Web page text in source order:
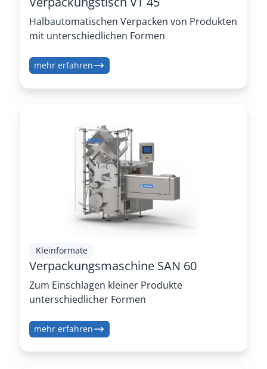
Halbautomatischen Verpacken von Produkten
mit unterschiedlichen Formen
mehr erfahren
Kleinformate
Verpackungsmaschine SAN 60
Zum Einschlagen kleiner Produkte
unterschiedlicher Formen
mehr erfahren